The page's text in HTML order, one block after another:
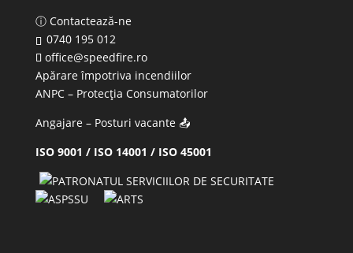
ⓘ Contactează-ne
0740 195 012
office@speedfire.ro
Apărare împotriva incendiilor
ANPC– Protecția Consumatorilor
Angajare – Posturi vacante📤
ISO 9001 / ISO 14001 / ISO 45001